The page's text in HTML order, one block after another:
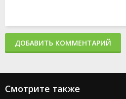
ДОБАВИТЬ КОММЕНТАРИЙ
Смотрите также